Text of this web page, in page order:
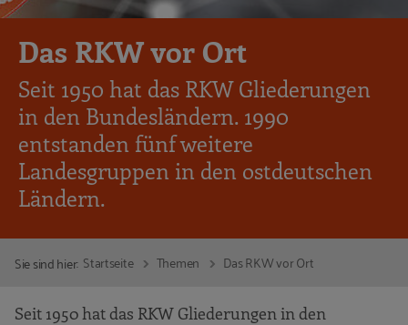
Das RKW vor Ort
Seit 1950 hat das RKW Gliederungen
in den Bundesländern. 1990
entstanden fünf weitere
Landesgruppen in den ostdeutschen
Ländern.
Sie sind hier: Startseite Themen Das RKW vor Ort
Seit 1950 hat das RKW Gliederungen in den